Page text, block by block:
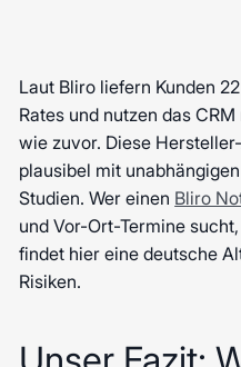
Laut Bliro liefern Kunden
Rates und nutzen das
wie zuvor. Diese
plausibel mit
Studien. Wer einen Bliro
und Vor-Ort-Termine
findet hier eine deutsche
Risiken.